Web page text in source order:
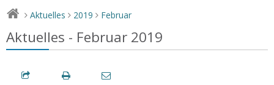
> Aktuelles > 2019 > Februar
Aktuelles - Februar 2019